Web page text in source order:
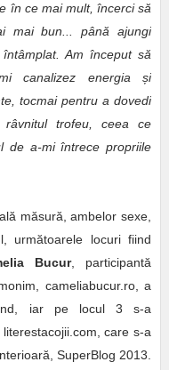
în ce mai mult, încerci să
mai bun... până ajungi
Am început să
canalizez energiași
tocmai pentru a dovedi
trofeu, ceea ce
de a-mi întrece propriile
măsură, ambelor sexe,
următoarele locuri fiind
Bucur, participantă
cameliabucur.ro, a
iar pe locul 3 s-a
literestacojii.com, care s-a
SuperBlog 2013.